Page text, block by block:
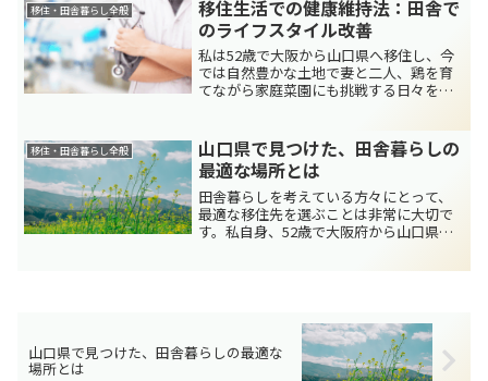
て感じた「文化や価値観の...
移住・田舎暮らし全般
移住生活での健康維持法：田舎で
のライフスタイル改善
私は52歳で大阪から山口県へ移住し、今
では自然豊かな土地で妻と二人、鶏を育
てながら家庭菜園にも挑戦する日々を送
らしを通じて実感した体の変化や、自然
の中で得られる健康効果...
移住・田舎暮らし全般
山口県で見つけた、田舎暮らしの
最適な場所とは
田舎暮らしを考えている方々にとって、
最適な移住先を選ぶことは非常に大切で
す。私自身、52歳で大阪府から山口県に
山口県で見つけた、田舎暮らしの最適な
場所とは